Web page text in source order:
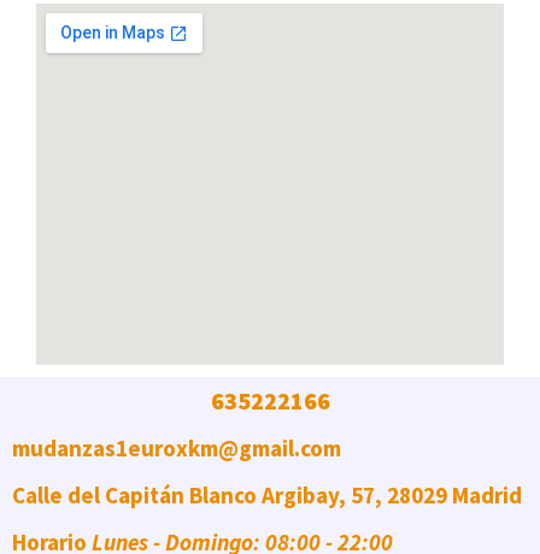
635222166
mudanzas1euroxkm@gmail.com
Calle del Capitán Blanco Argibay, 57, 28029 Madrid
Horario Lunes - Domingo: 08:00 - 22:00